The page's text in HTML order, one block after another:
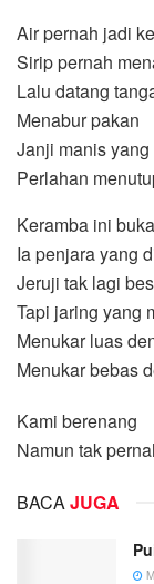
Air pernah jadi
Sirip pernah
Lalu datang
Menabur pakan
Janji manis
Perlahan
Keramba ini
Ia penjara yang
Jeruji tak lagi
Tapi jaring yang
Menukar luas
Menukar bebas
Kami berenang
Namun tak
BACAJUGA